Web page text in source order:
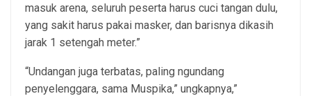
masuk arena, seluruh peserta harus cuci tangan dulu,
yang sakit harus pakai masker, dan barisnya dikasih
jarak 1 setengah meter.”
“Undangan juga terbatas, paling ngundang
penyelenggara, sama Muspika,” ungkapnya,”